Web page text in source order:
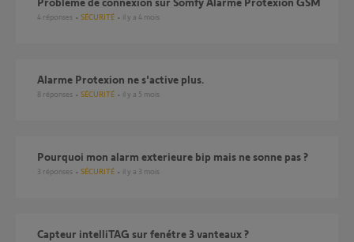
4 réponses SÉCURITÉ il y a 4 mois
alarme Protexion ne s'active plus.
8 réponses SÉCURITÉ il y a 5 mois
Pourquoi mon alarm exterieure bip mais ne sonne pas ?
3 réponses SÉCURITÉ il y a 3 mois
capteur intelliTAG sur fenétre 3 vanteaux ?